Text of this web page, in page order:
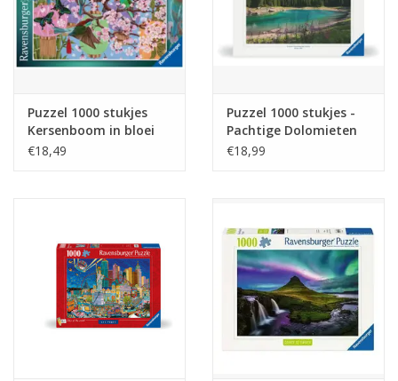
Puzzel 1000 stukjes
Kersenboom in bloei
€18,49
Puzzel 1000 stukjes -
Pachtige Dolomieten
€18,99